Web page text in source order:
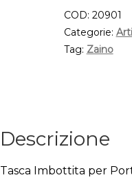
COD: 20901
Categorie:
Tag: Zaino
Descrizione
Tasca Imbottita per